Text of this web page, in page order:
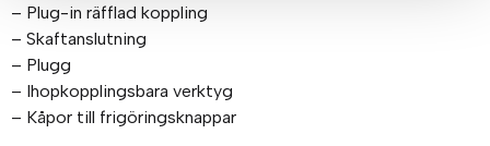
– Plug-in räfflad koppling
– Skaftanslutning
– Plugg
– Ihopkopplingsbara verktyg
– Kåpor till frigöringsknappar